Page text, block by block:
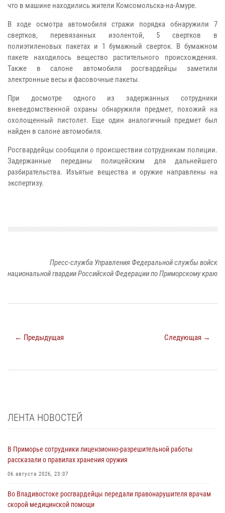
что в машине находились жители Комсомольска-на-Амуре.
В ходе осмотра автомобиля стражи порядка обнаружили 7
свертков, перевязанных изолентой, 5 свертков в
полиэтиленовых пакетах и 1 бумажный сверток. В бумажном
пакете находилось вещество растительного происхождения.
Также в салоне автомобиля росгвардейцы заметили
электронные весы и фасовочные пакеты.
При досмотре одного из задержанных сотрудники
вневедомственной охраны обнаружили предмет, похожий на
охолощенный пистолет. Еще один аналогичный предмет был
найден в салоне автомобиля.
Росгвардейцы сообщили о происшествии сотрудникам полиции.
Задержанные переданы полицейским для дальнейшего
разбирательства. Изъятые вещества и оружие направлены на
экспертизу.
Пресс-служба Управления Федеральной службы войск
национальной гвардии Российской Федерации по Приморскому краю
← Предыдущая Следующая →
ЛЕНТА НОВОСТЕЙ
В Приморье сотрудники лицензионно-разрешительной работы
рассказали о правилах хранения оружия
06 августа 2026, 23:07
Во Владивостоке росгвардейцы передали правонарушителя врачам
скорой медицинской помощи